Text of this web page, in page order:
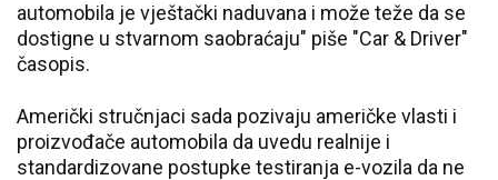
automobila je vještački naduvana i može teže da se
dostigne u stvarnom saobraćaju" piše "Car & Driver"
časopis.
Američki stručnjaci sada pozivaju američke vlasti i
proizvođače automobila da uvedu realnije i
standardizovane postupke testiranja e-vozila da ne